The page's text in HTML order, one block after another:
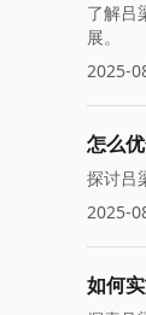
了解吕
展。
2025-
怎么
探讨吕
2025-
如何